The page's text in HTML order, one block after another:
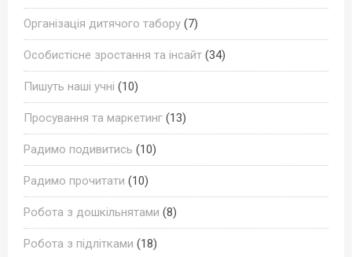
Організація дитячого табору (7)
Особистісне зростання та інсайт (34)
Пишуть наші учні (10)
Просування та маркетинг (13)
Радимо подивитись (10)
Радимо прочитати (10)
Робота з дошкільнятами (8)
Робота з підлітками (18)